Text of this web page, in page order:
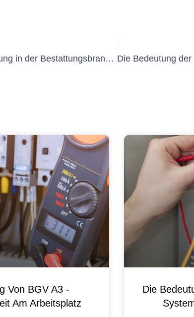
Die Bedeutung der DGUV V3-Prüfung in der Bestattungsbranche verstehen
Von BGV A3 -
Am Arbeitsplatz
Die